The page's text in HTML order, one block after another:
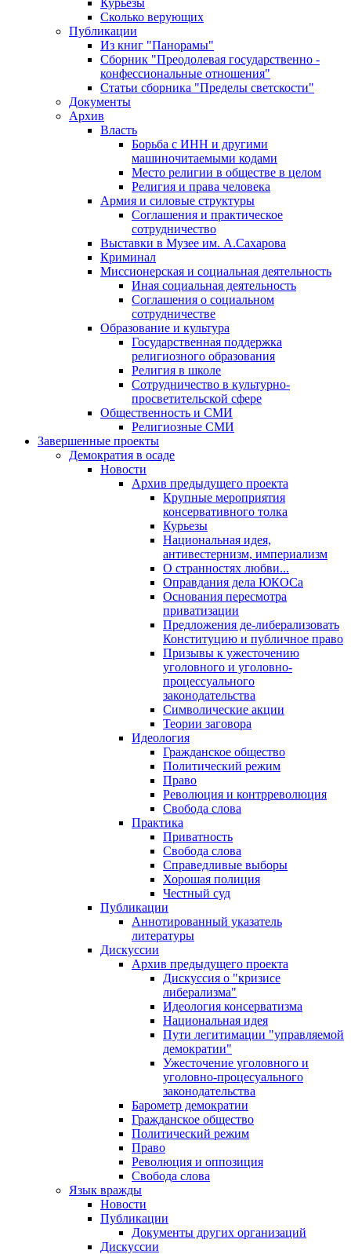
Курьезы
Сколько верующих
Публикации
Из книг "Панорамы"
Сборник "Преодолевая государственно -
конфессиональные отношения"
Статьи сборника "Пределы светскости"
Документы
Архив
Власть
Борьба с ИНН и другими
машиночитаемыми кодами
Место религии в обществе в целом
Религия и права человека
Армия и силовые структуры
Соглашения и практическое
сотрудничество
Выставки в Музее им. А.Сахарова
Криминал
Миссионерская и социальная деятельность
Иная социальная деятельность
Соглашения о социальном
сотрудничестве
Образование и культура
Государственная поддержка
религиозного образования
Религия в школе
Сотрудничество в культурно-
просветительской сфере
Общественность и СМИ
Религиозные СМИ
Завершенные проекты
Демократия в осаде
Новости
Архив предыдущего проекта
Крупные мероприятия
консервативного толка
Курьезы
Национальная идея,
антивестернизм, империализм
О странностях любви...
Оправдания дела ЮКОСа
Основания пересмотра
приватизации
Предложения де-либерализовать
Конституцию и публичное право
Призывы к ужесточению
уголовного и уголовно-
процессуального
законодательства
Символические акции
Теории заговора
Идеология
Гражданское общество
Политический режим
Право
Революция и контрреволюция
Свобода слова
Практика
Приватность
Свобода слова
Справедливые выборы
Хорошая полиция
Честный суд
Публикации
Аннотированный указатель
литературы
Дискуссии
Архив предыдущего проекта
Дискуссия о "кризисе
либерализма"
Идеология консерватизма
Национальная идея
Пути легитимации "управляемой
демократии"
Ужесточение уголовного и
уголовно-процесуального
законодательства
Барометр демократии
Гражданское общество
Политический режим
Право
Революция и оппозиция
Свобода слова
Язык вражды
Новости
Публикации
Документы других организаций
Дискуссии